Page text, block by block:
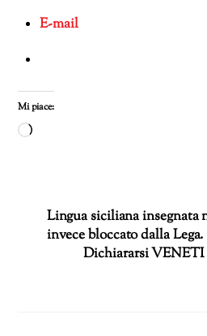
E-mail
Mi piace:
Caricamento
Lingua siciliana insegnata
invece bloccato dalla Lega.
Dichiararsi VENETI